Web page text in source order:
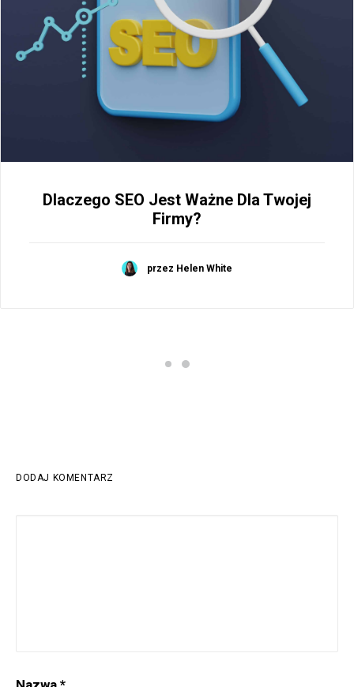
Dlaczego SEO Jest Ważne Dla Twojej
Firmy?
przez Helen White
DODAJ KOMENTARZ